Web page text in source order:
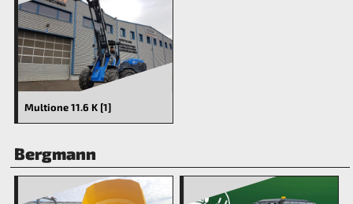
Multione 11.6 K [1]
Bergmann